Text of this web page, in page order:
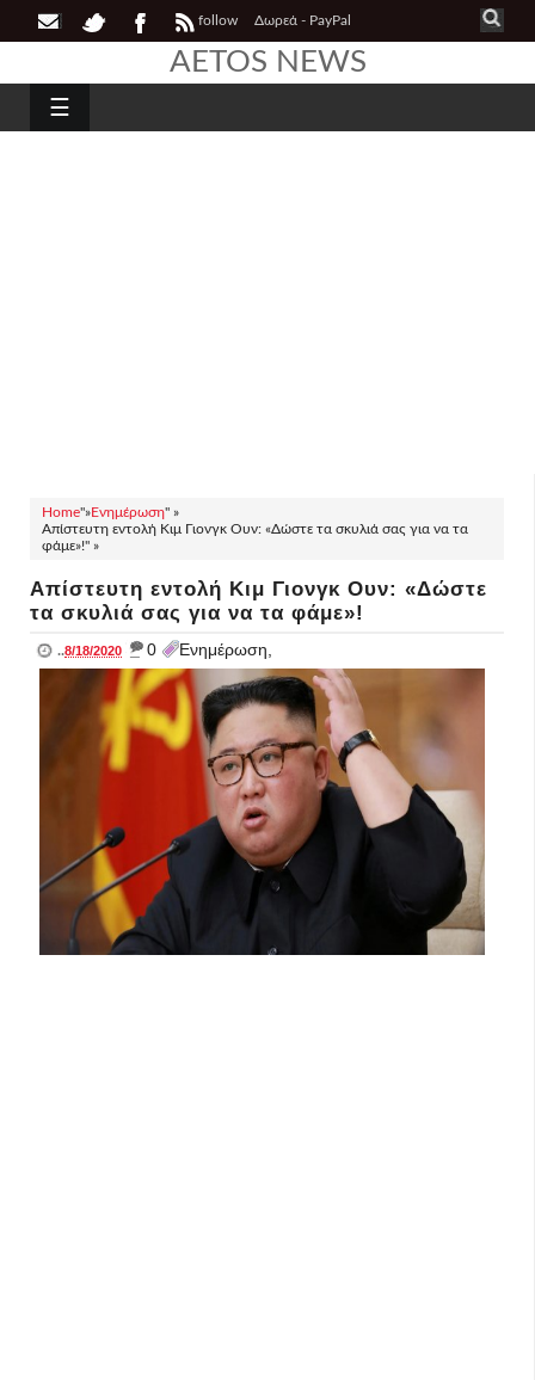
follow Δωρεά - PayPal
AETOS NEWS
☰
Home"»Ενημέρωση" »
Απίστευτη εντολή Κιμ Γιονγκ Ουν: «Δώστε τα σκυλιά σας για να τα
φάμε»!" »
Απίστευτη εντολή Κιμ Γιονγκ Ουν: «Δώστε
τα σκυλιά σας για να τα φάμε»!
..8/18/2020 _ 0 Ενημέρωση,